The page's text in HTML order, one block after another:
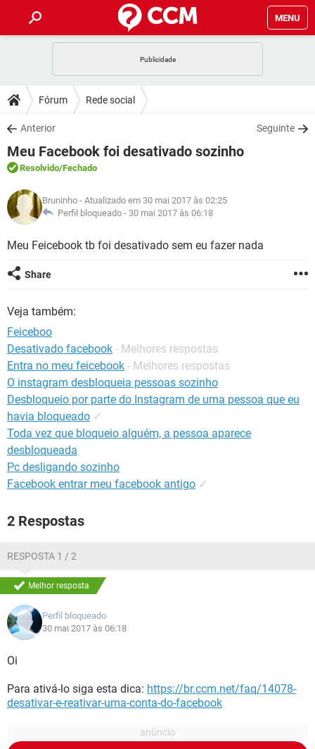
MENU
CELULAR
OUTLOOK
INSTAGRAM GMAIL
GUIA DE COMPRAS
DICAS
JOGOS
OUTLOOK
INSTAGRAM
GUIA DE COMPRAS
DOWNLOADS
JOGOS WHATSAPP
CELULAR
OUTLOOK EXCEL
INSTAGRAM
GUIA DE COMPRAS
FÓRUM
JOGOS
CELULAR FACEBOOK
GLOSSÁRIO
JOGOS
CELULAR FACEBOOK
OUTLOOK
GUIA DE COMPRAS
Fórum Rede social
Anterior Seguinte
Meu Facebook foi desativado sozinho
Resolvido/Fechado
Bruninho - Atualizado em 30 mai 2017 às 02:25
Perfil bloqueado - 30 mai 2017 às 06:18
Meu Feicebook tb foi desativado sem eu fazer nada
Share
Veja também:
Feiceboo
Desativado facebook - Melhores respostas
Entra no meu feicebook - Melhores respostas
O instagram desbloqueia pessoas sozinho
Desbloqueio por parte do Instagram de uma pessoa que eu
havia bloqueado ✓
Toda vez que bloqueio alguém, a pessoa aparece
desbloqueada
Pc desligando sozinho
Facebook entrar meu facebook antigo ✓
2 Respostas
RESPOSTA 1 / 2
Melhor resposta
Perfil bloqueado
30 mai 2017 às 06:18
Oi
Para ativá-lo siga esta dica: https://br.ccm.net/faq/14078-
desativar-e-reativar-uma-conta-do-facebook